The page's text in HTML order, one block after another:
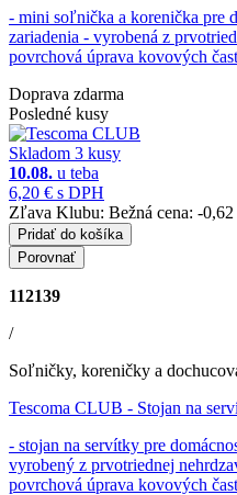
- mini soľnička a korenička pre
zariadenia - vyrobená z
povrchová úprava kovových
Doprava zdarma
Posledné kusy
Skladom 3 kusy
10.08. u teba
6,20 € s DPH
Zľava Klubu: Bežná cena: -0,62
Pridať do košíka
Porovnať
112139
/
Soľničky, koreničky a
Tescoma CLUB - Stojan na
- stojan na servítky pre
vyrobený z prvotriednej
povrchová úprava kovových